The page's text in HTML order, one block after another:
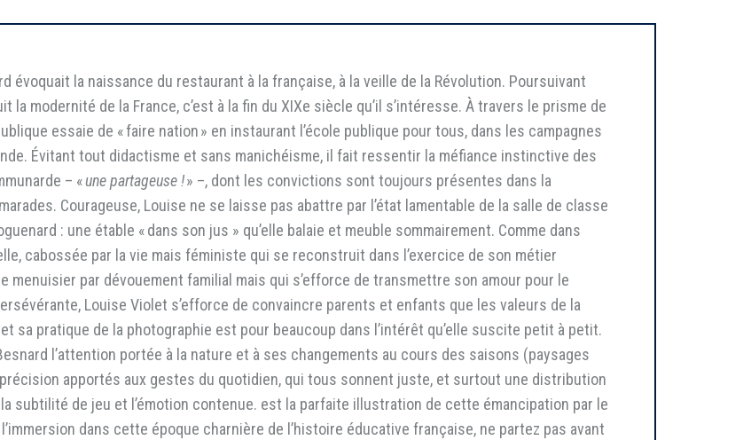
évoquait la naissance du restaurant à la française, à la veille de la Révolution. Poursuivant
modernité de la France, c’est à la fin du XIXe siècle qu’il s’intéresse. À travers le prisme de
essaie de « faire nation » en instaurant l’école publique pour tous, dans les campagnes
Évitant tout didactisme et sans manichéisme, il fait ressentir la méfiance instinctive des
– «une partageuse !» –, dont les convictions sont toujours présentes dans la
Courageuse, Louise ne se laisse pas abattre par l’état lamentable de la salle de classe
: une étable « dans son jus » qu’elle balaie et meuble sommairement. Comme dans
cabossée par la vie mais féministe qui se reconstruit dans l’exercice de son métier
menuisier par dévouement familial mais qui s’efforce de transmettre son amour pour le
Louise Violet s’efforce de convaincre parents et enfants que les valeurs de la
sa pratique de la photographie est pour beaucoup dans l’intérêt qu’elle suscite petit à petit.
l’attention portée à la nature et à ses changements au cours des saisons (paysages
apportés aux gestes du quotidien, qui tous sonnent juste, et surtout une distribution
subtilité de jeu et l’émotion contenue. est la parfaite illustration de cette émancipation par le
dans cette époque charnière de l’histoire éducative française, ne partez pas avant